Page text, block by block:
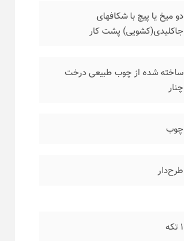
دو میخ یا پیچ با شکافهای
جاکلیدی(کشویی) پشت کار
ساخته شده از چوب طبیعی درخت
چنار
چوب
طرح‌دار
۱ تکه